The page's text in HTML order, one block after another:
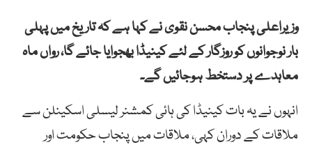
وزیراعلی پنجاب محسن نقوی نے کہا ہے کہ تاریخ میں پہلی
بار نوجوانوں کو روزگار کے لئے کینیڈا بھجوایا جائے گا، رواں ماہ
معاہدے پر دستخط ہوجائیں گے۔
انہوں نے یہ بات کینیڈا کی ہائی کمشنر لیسلی اسکینلن سے
ملاقات کے دوران کہی، ملاقات میں پنجاب حکومت اور